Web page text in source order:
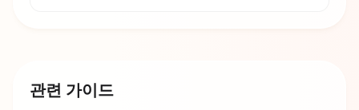
관련 가이드